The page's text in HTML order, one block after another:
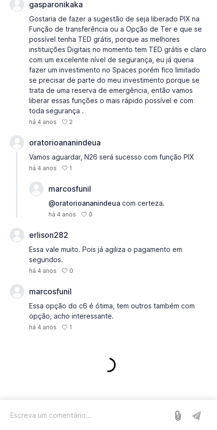
gasparonikaka
Gostaria de fazer a sugestão de seja liberado PIX na
Função de transferência ou a Opção de Ter e que se
possível tenha TED grátis, porque as melhores
instituições Digitais no momento tem TED grátis e claro
com um excelente nível de segurança, eu já queria
fazer um investimento no Spaces porém fico limitado
se precisar de parte do meu investimento porque se
trata de uma reserva de emergência, então vamos
liberar essas funções o mais rápido possível e com
toda segurança .
há 4 anos 2
oratorioananindeua
Vamos aguardar, N26 será sucesso com função PIX
há 4 anos 1
marcosfunil
@oratorioananindeua com certeza.
há 4 anos 0
erlison282
Essa vale muito. Pois já agiliza o pagamento em
segundos.
há 4 anos 0
marcosfunil
Essa opção do c6 é ótima, tem outros também com
opção, acho interessante.
há 4 anos 1
Nós usamos o Sleekplan